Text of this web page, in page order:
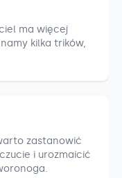
ma więcej
kilka trików,
zastanowić
i urozmaicić